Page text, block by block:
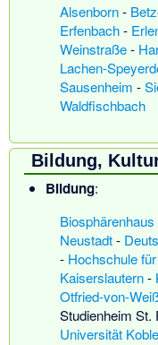
Alsenborn-
Erfenbach-
Weinstraße-
Lachen-
Sausenheim -
Waldfischbach
Bildung,
Bildung:
Biosphärenhaus
Neustadt-
- Hochschule
Kaiserslautern-
Otfried-von-
Studienheim St.
Universität